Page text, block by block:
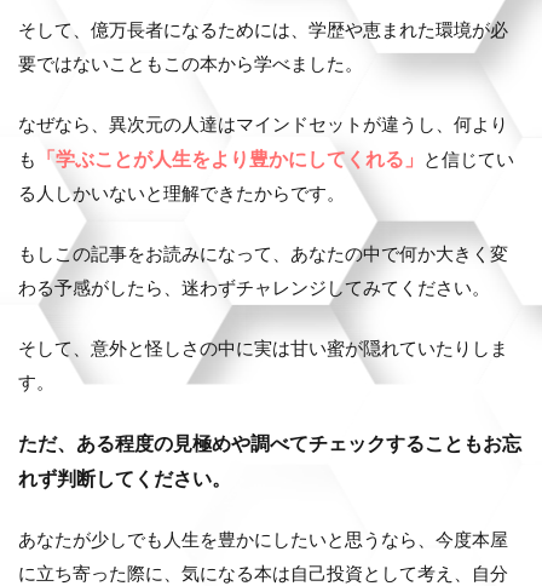
そして、億万長者になるためには、学歴や恵まれた環境が必
要ではないこともこの本から学べました。
なぜなら、異次元の人達はマインドセットが違うし、何より
も
「学ぶことが人生をより豊かにしてくれる」
と信じてい
る人しかいないと理解できたからです。
もしこの記事をお読みになって、あなたの中で何か大きく変
わる予感がしたら、迷わずチャレンジしてみてください。
そして、意外と怪しさの中に実は甘い蜜が隠れていたりしま
す。
ただ、ある程度の見極めや調べてチェックすることもお忘
れず判断してください。
あなたが少しでも人生を豊かにしたいと思うなら、今度本屋
に立ち寄った際に、気になる本は自己投資として考え、自分